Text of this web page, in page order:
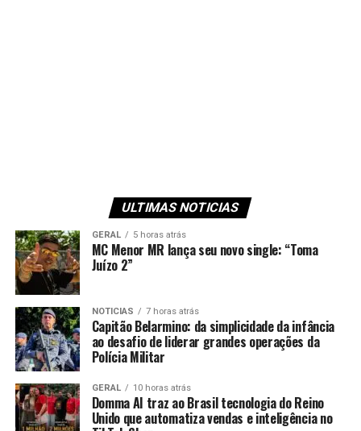
ULTIMAS NOTICIAS
GERAL 5 horas atrás
MC Menor MR lança seu novo single: “Toma
Juízo 2”
NOTICIAS 7 horas atrás
Capitão Belarmino: da simplicidade da infância
ao desafio de liderar grandes operações da
Polícia Militar
GERAL 10 horas atrás
Domma AI traz ao Brasil tecnologia do Reino
Unido que automatiza vendas e inteligência no